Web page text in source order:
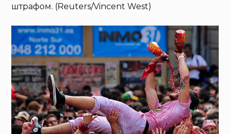
штрафом. (Reuters/Vincent West)